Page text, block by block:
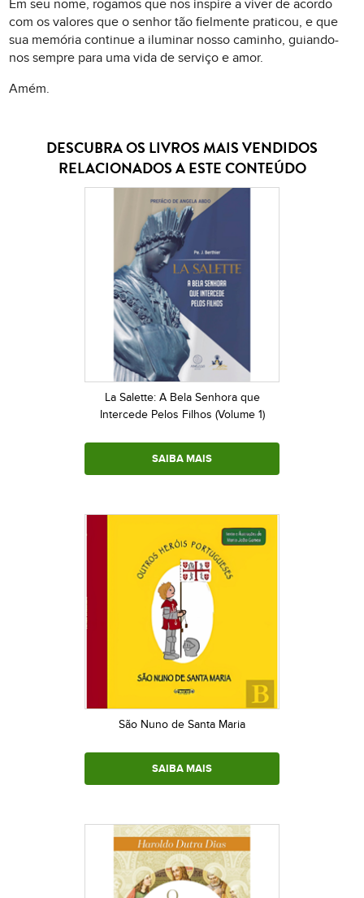
Em seu nome, rogamos que nos inspire a viver de acordo
com os valores que o senhor tão fielmente praticou, e que
sua memória continue a iluminar nosso caminho, guiando-
nos sempre para uma vida de serviço e amor.
Amém.
DESCUBRA OS LIVROS MAIS VENDIDOS
RELACIONADOS A ESTE CONTEÚDO
La Salette: A Bela Senhora que
Intercede Pelos Filhos (Volume 1)
SAIBA MAIS
São Nuno de Santa Maria
SAIBA MAIS